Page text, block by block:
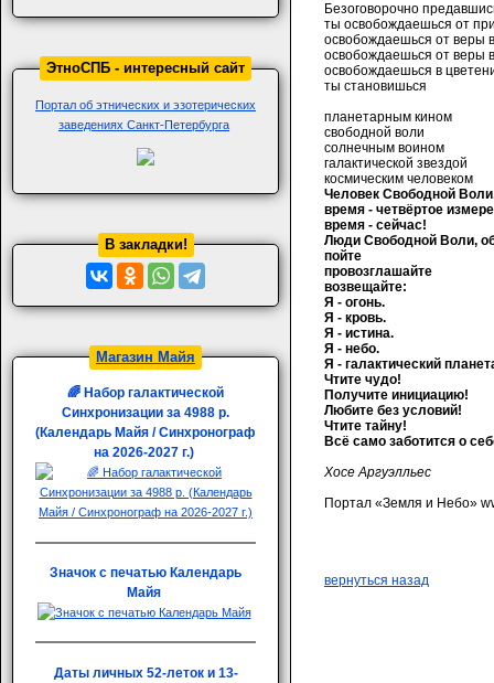
ЭтноСПБ - интересный сайт
Портал об этнических и эзотерических
заведениях Санкт-Петербурга
В закладки!
Магазин Майя
🌈 Набор галактической
Синхронизации за 4988 р.
(Календарь Майя / Синхронограф
на 2026-2027 г.)
Значок с печатью Календарь
Майя
Даты личных 52-леток и 13-
Безоговорочно
ты освобождаешься от
освобождаешься от веры
освобождаешься от веры
освобождаешься в
ты становишься
планетарным кином
свободной воли
солнечным воином
галактической звездой
космическим человеком
Человек Свободной
время - четвёртое
время - сейчас!
Люди Свободной Воли,
пойте
провозглашайте
возвещайте:
Я - огонь.
Я - кровь.
Я - истина.
Я - небо.
Я - галактический
Чтите чудо!
Получите инициацию!
Любите без условий!
Чтите тайну!
Всё само заботится о
Хосе Аргуэлльес
Портал «Земля и Небо»
вернуться назад